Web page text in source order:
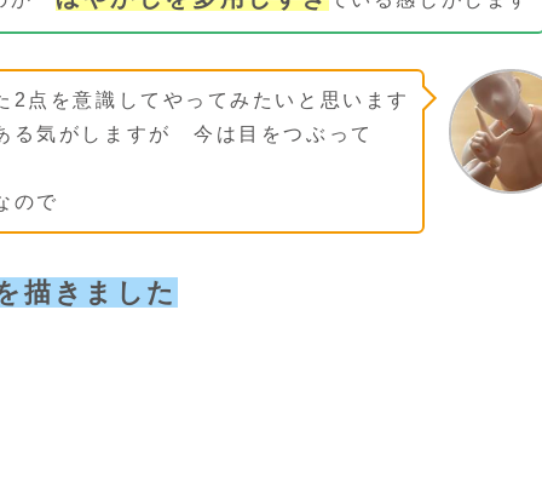
点を意識してやってみたいと思います
る気がしますが 今は目をつぶって
ので
描きました